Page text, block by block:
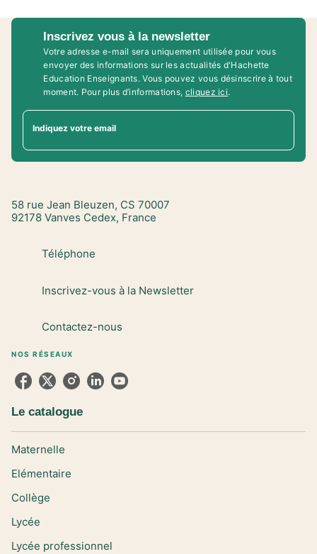
Inscrivez vous à la newsletter
Votre adresse e-mail sera uniquement utilisée pour vous
envoyer des informations sur les actualités d'Hachette
Education Enseignants. Vous pouvez vous désinscrire à tout
moment. Pour plus d’informations, cliquez ici.
Indiquez votre email
58 rue Jean Bleuzen, CS 70007
92178 Vanves Cedex, France
Téléphone
Inscrivez-vous à la Newsletter
Contactez-nous
NOS RÉSEAUX
Le catalogue
Maternelle
Elémentaire
Collège
Lycée
Lycée professionnel